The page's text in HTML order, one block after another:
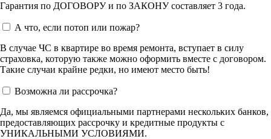
Гарантия по ДОГОВОРУ и по ЗАКОНУ составляет 3 года.
А что, если потоп или пожар?
В случае ЧС в квартире во время ремонта, вступает в силу
страховка, которую также можно оформить вместе с договором.
Такие случаи крайне редки, но имеют место быть!
Возможна ли рассрочка?
Да, мы являемся официальными партнерами нескольких банков,
предоставляющих рассрочку и кредитные продукты с
УНИКАЛЬНЫМИ УСЛОВИЯМИ.